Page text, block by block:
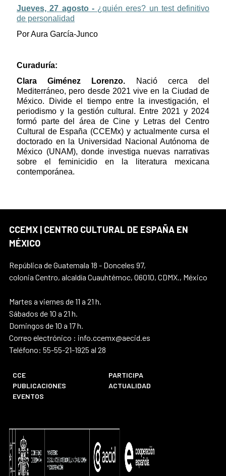
Jueves, 27 agosto - ¿quién eres? un test definitivo
de personalidad
Por Aura García-Junco
Curaduría:
Clara Giménez Lorenzo.
Nació cerca del
Mediterráneo, pero desde 2021 vive en la Ciudad de
México. Divide el tiempo entre la investigación, el
periodismo y la gestión cultural. Entre 2021 y 2024
formó parte del área de Cine y Letras del Centro
Cultural de España (CCEMx) y actualmente cursa el
doctorado en la Universidad Nacional Autónoma de
México (UNAM), donde investiga nuevas narrativas
sobre el feminicidio en la literatura mexicana
contemporánea.
CCEMX | CENTRO CULTURAL DE ESPAÑA EN
MÉXICO
República de Guatemala 18 - Donceles 97,
colonia Centro, alcaldía Cuauhtémoc, 06010, CDMX., México
Martes a viernes de 11 a 21 h.
Sábados de 10 a 21 h.
Domingos de 10 a 17 h.
Correo electrónico : info.ccemx@aecid.es
Teléfono: 55-55-21-1925 al 28
CCE
PARTICIPA
PUBLICACIONES
ACTUALIDAD
EVENTOS